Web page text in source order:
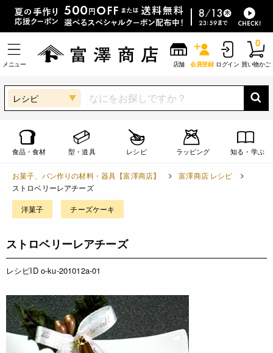
メニュー 店舗 会員登録 ログイン 買い物かご
0
レシピ
食品・食材 型・道具 レシピ ラッピング 知る・学ぶ
お菓子、パン作りの材料・器具【富澤商店】
富澤商店 レシピ
ストロベリーレアチーズ
洋菓子 チーズケーキ
ストロベリーレアチーズ
レシピID o-ku-201012a-01